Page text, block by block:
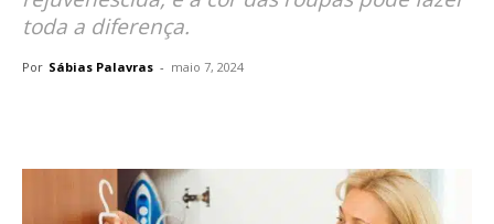
toda a diferença.
Por Sábias Palavras - maio 7, 2024